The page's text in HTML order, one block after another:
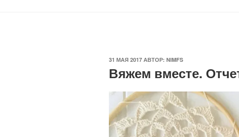
ОПУБЛИКОВАНО
31 МАЯ 2017 АВТОР: NIMFS
Вяжем вместе.